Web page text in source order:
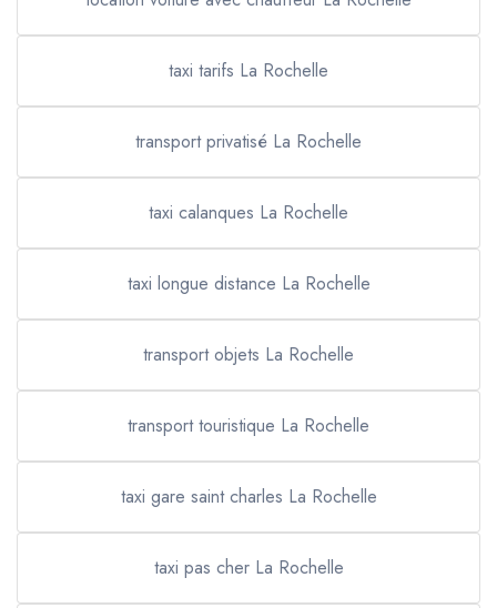
taxi tarifs La Rochelle
transport privatisé La Rochelle
taxi calanques La Rochelle
taxi longue distance La Rochelle
transport objets La Rochelle
transport touristique La Rochelle
taxi gare saint charles La Rochelle
taxi pas cher La Rochelle